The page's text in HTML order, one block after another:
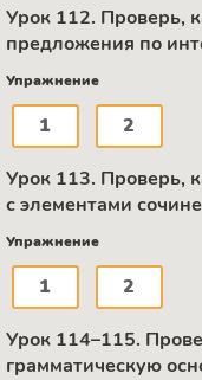
Урок 112. Проверь,
предложения по
Упражнение
1 2
Урок 113. Проверь,
с элементами
Упражнение
1 2
Урок 114–115.
грамматическую